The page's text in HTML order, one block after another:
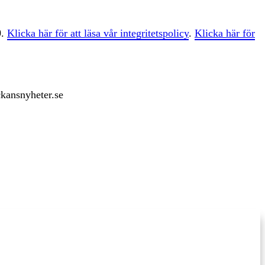
Klicka här för att läsa vår integritetspolicy. Klicka här för